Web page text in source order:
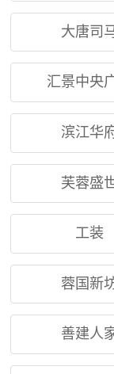
大唐司
汇景中央
滨江华
芙蓉盛
工装
蓉国新
善建人